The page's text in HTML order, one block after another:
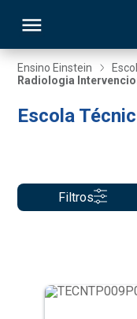
Ensino Einstein
Radiologia
Escola
Filtros